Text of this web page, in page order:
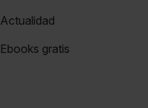
Actualidad
Ebooks gratis